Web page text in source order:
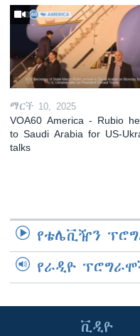
ማርች 10, 2025
VOA60 America - Rubio
to Saudi Arabia for US-
talks
የቴሌቪዥን
የራዲዮ
ቪዲዮ